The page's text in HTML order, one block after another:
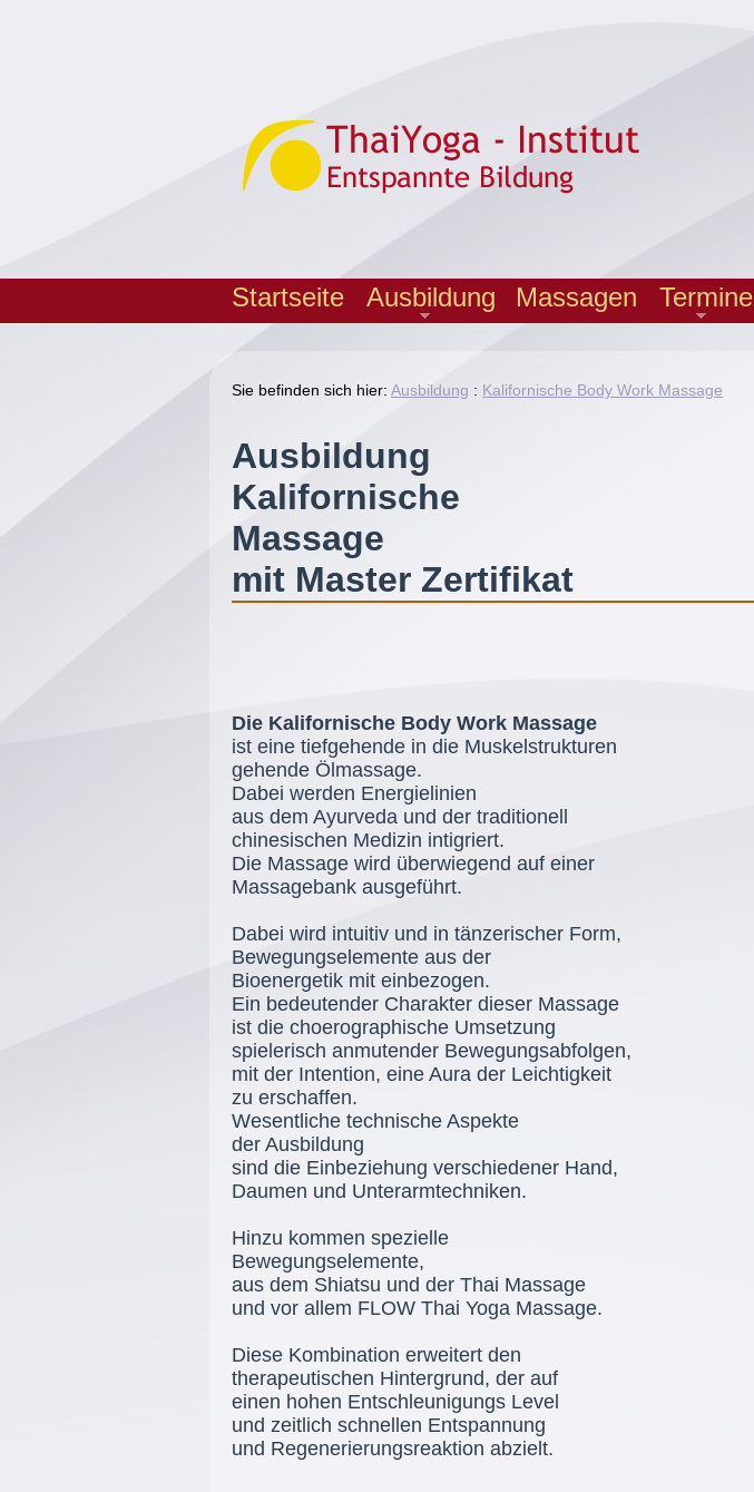
Startseite Ausbildung Massagen Termine
Sie befinden sich hier: Ausbildung : Kalifornische Body Work Massage
Ausbildung
Kalifornische
Massage
mit Master Zertifikat
Die Kalifornische Body Work Massage
ist eine tiefgehende in die Muskelstrukturen
gehende Ölmassage.
Dabei werden Energielinien
aus dem Ayurveda und der traditionell
chinesischen Medizin intigriert.
Die Massage wird überwiegend auf einer
Massagebank ausgeführt.
Dabei wird intuitiv und in tänzerischer Form,
Bewegungselemente aus der
Bioenergetik mit einbezogen.
Ein bedeutender Charakter dieser Massage
ist die choerographische Umsetzung
spielerisch anmutender Bewegungsabfolgen,
mit der Intention, eine Aura der Leichtigkeit
zu erschaffen.
Wesentliche technische Aspekte
der Ausbildung
sind die Einbeziehung verschiedener Hand,
Daumen und Unterarmtechniken.
Hinzu kommen spezielle
Bewegungselemente,
aus dem Shiatsu und der Thai Massage
und vor allem FLOW Thai Yoga Massage.
Diese Kombination erweitert den
therapeutischen Hintergrund, der auf
einen hohen Entschleunigungs Level
und zeitlich schnellen Entspannung
und Regenerierungsreaktion abzielt.